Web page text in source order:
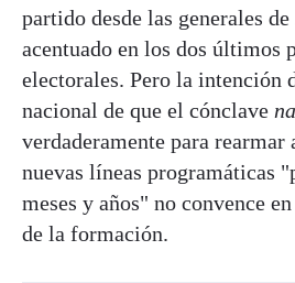
partido desde las generales
acentuado en los dos últimos
electorales. Pero la intención
nacional de que el cónclave
verdaderamente para
nuevas líneas programáticas
meses y años" no convence
de la formación.